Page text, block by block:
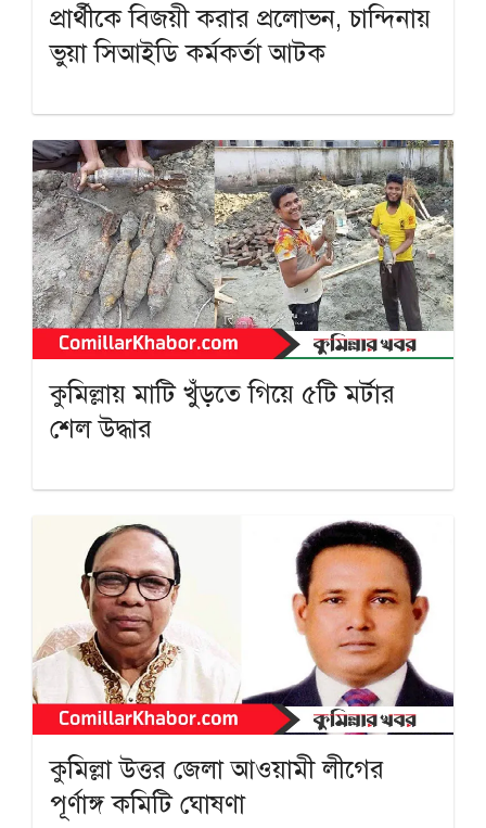
প্রার্থীকে বিজয়ী করার প্রলোভন, চান্দিনায়
ভুয়া সিআইডি কর্মকর্তা আটক
কুমিল্লায় মাটি খুঁড়তে গিয়ে ৫টি মর্টার
শেল উদ্ধার
কুমিল্লা উত্তর জেলা আওয়ামী লীগের
পূর্ণাঙ্গ কমিটি ঘোষণা